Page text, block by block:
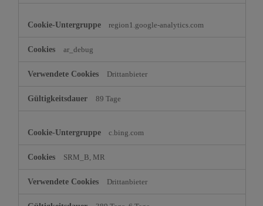
region1.google-analytics.com
ar_debug
Drittanbieter
89 Tage
c.bing.com
SRM_B, MR
Drittanbieter